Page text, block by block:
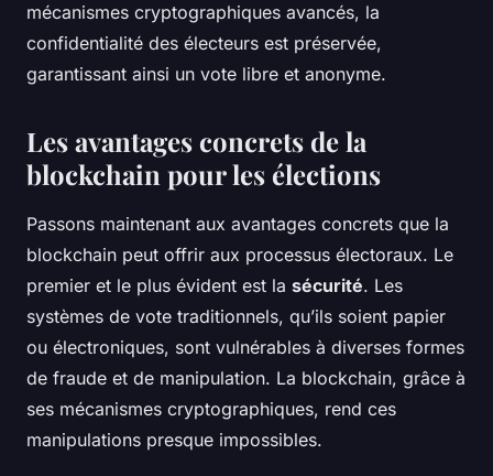
mécanismes cryptographiques avancés, la
confidentialité des électeurs est préservée,
garantissant ainsi un vote libre et anonyme.
Les avantages concrets de la
blockchain pour les élections
Passons maintenant aux avantages concrets que la
blockchain peut offrir aux processus électoraux. Le
premier et le plus évident est la sécurité. Les
systèmes de vote traditionnels, qu’ils soient papier
ou électroniques, sont vulnérables à diverses formes
de fraude et de manipulation. La blockchain, grâce à
ses mécanismes cryptographiques, rend ces
manipulations presque impossibles.